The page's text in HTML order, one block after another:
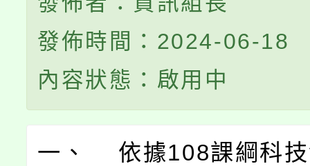
發佈時間：2024-06-18
內容狀態：啟用中
一、 依據108課綱科技